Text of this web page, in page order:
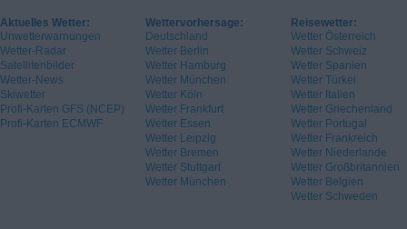
Aktuelles Wetter:
Unwetterwarnungen
Wetter-Radar
Satellitenbilder
Wetter-News
Skiwetter
Profi-Karten GFS (NCEP)
Profi-Karten ECMWF
Wettervorhersage:
Deutschland
Wetter Berlin
Wetter Hamburg
Wetter München
Wetter Köln
Wetter Frankfurt
Wetter Essen
Wetter Leipzig
Wetter Bremen
Wetter Stuttgart
Wetter München
Reisewetter:
Wetter Österreich
Wetter Schweiz
Wetter Spanien
Wetter Türkei
Wetter Italien
Wetter Griechenland
Wetter Portugal
Wetter Frankreich
Wetter Niederlande
Wetter Großbritannien
Wetter Belgien
Wetter Schweden